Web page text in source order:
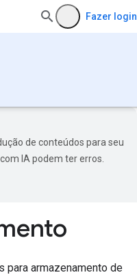
Fazer login
de conteúdos para seu
IA podem ter erros.
para armazenamento de